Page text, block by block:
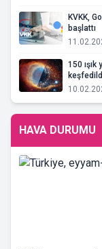
KVKK,
başlattı
150
HAVA DURUMU